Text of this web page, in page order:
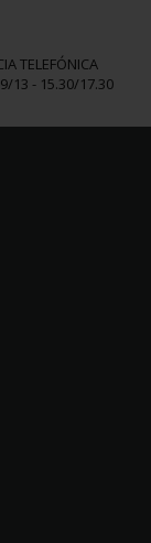
TELEFÓNICA
13 - 15.30/17.30